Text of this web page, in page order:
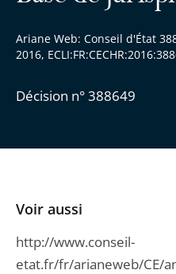
Ariane Web: Conseil d'État
2016,
Décision n° 388649
Voir aussi
http://www.conseil-
etat.fr/fr/arianeweb/CE/